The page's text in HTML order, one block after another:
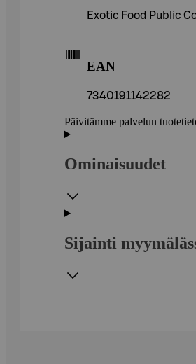
Exotic Food Public
EAN
7340191142282
Päivitämme palvelun
Ominaisuudet
Sijainti